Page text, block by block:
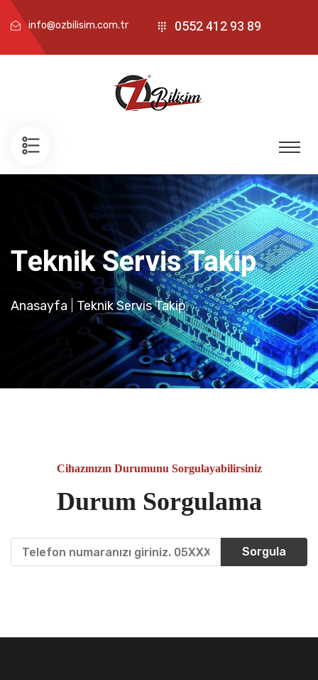
info@ozbilisim.com.tr 0552 412 93 89
Teknik Servis Takip
Anasayfa Teknik Servis Takip
Cihazınızın Durumunu Sorgulayabilirsiniz
Durum Sorgulama
Sorgula